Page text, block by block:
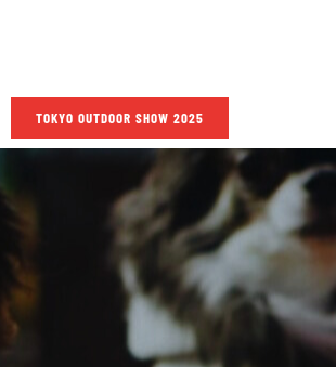
TOKYO OUTDOOR SHOW 2025